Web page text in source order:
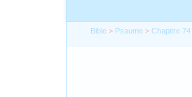
Bible > Psaume >Chapitre 74